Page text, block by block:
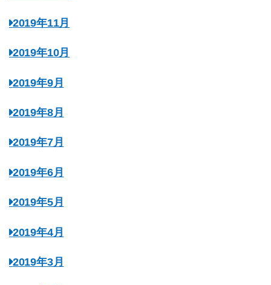
2019年11月
2019年10月
2019年9月
2019年8月
2019年7月
2019年6月
2019年5月
2019年4月
2019年3月